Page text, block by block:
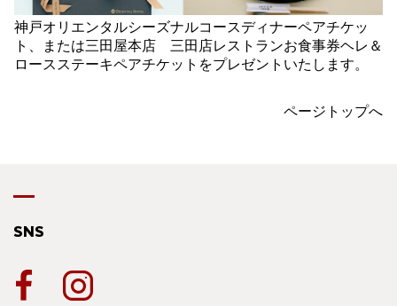
神戸オリエンタルシーズナルコースディナーペアチケッ
ト、または三田屋本店 三田店レストランお食事券ヘレ＆
ロースステーキペアチケットをプレゼントいたします。
ページトップへ
SNS